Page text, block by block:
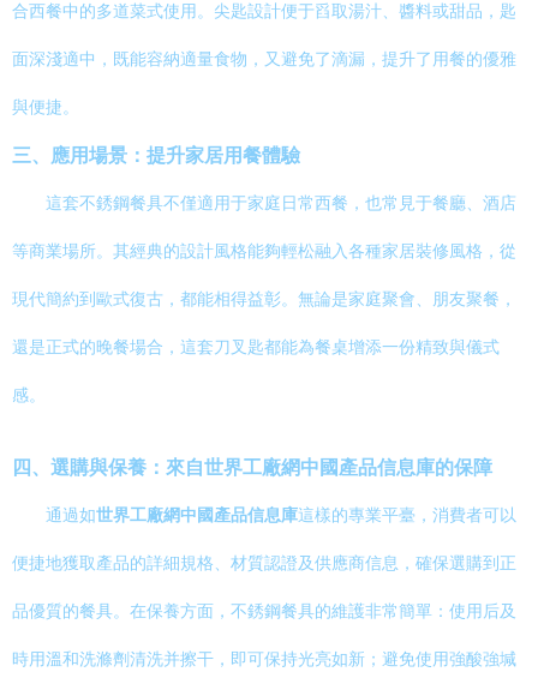
合西餐中的多道菜式使用。尖匙設計便于舀取湯汁、醬料或甜品，匙
面深淺適中，既能容納適量食物，又避免了滴漏，提升了用餐的優雅
與便捷。
三、應用場景：提升家居用餐體驗
這套不銹鋼餐具不僅適用于家庭日常西餐，也常見于餐廳、酒店
等商業場所。其經典的設計風格能夠輕松融入各種家居裝修風格，從
現代簡約到歐式復古，都能相得益彰。無論是家庭聚會、朋友聚餐，
還是正式的晚餐場合，這套刀叉匙都能為餐桌增添一份精致與儀式
感。
四、選購與保養：來自世界工廠網中國產品信息庫的保障
通過如世界工廠網中國產品信息庫這樣的專業平臺，消費者可以
便捷地獲取產品的詳細規格、材質認證及供應商信息，確保選購到正
品優質的餐具。在保養方面，不銹鋼餐具的維護非常簡單：使用后及
時用溫和洗滌劑清洗并擦干，即可保持光亮如新；避免使用強酸強堿